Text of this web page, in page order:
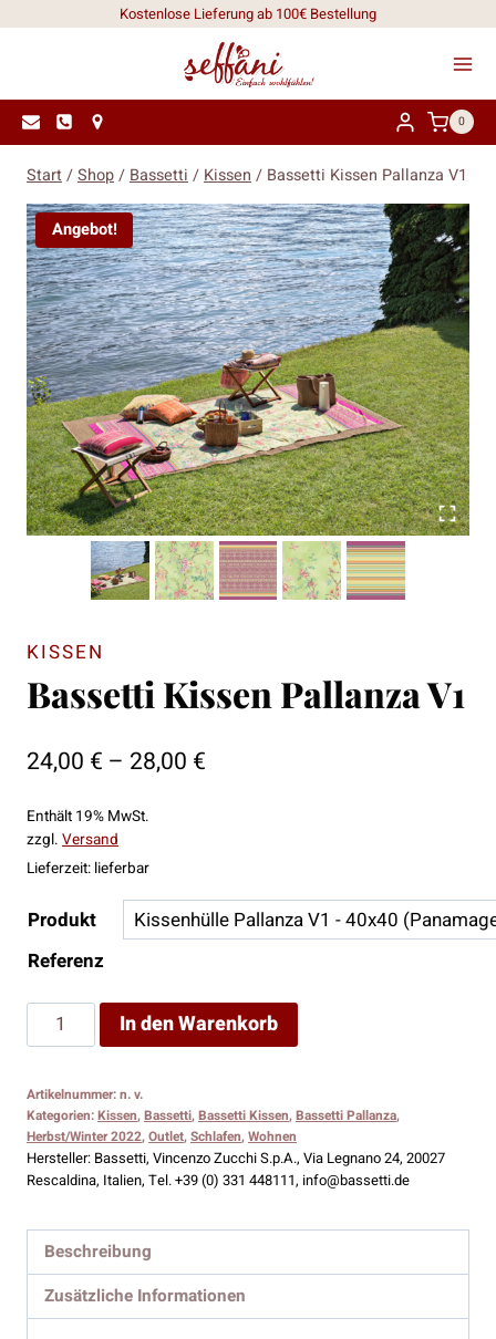
Kostenlose Lieferung ab 100€ Bestellung
0
Start/Shop/ Bassetti / Kissen / Bassetti Kissen Pallanza V1
Angebot!
KISSEN
Bassetti Kissen Pallanza V1
24,00 € – 28,00 €
Enthält 19% MwSt.
zzgl. Versand
Lieferzeit: lieferbar
Produkt
Referenz
Bassetti
Kissen
V1
Menge
In den Warenkorb
Artikelnummer:n. v.
Kategorien:Kissen,Bassetti,Bassetti Kissen,Bassetti Pallanza,
Herbst/Winter 2022,Outlet,Schlafen,Wohnen
Hersteller: Bassetti, Vincenzo Zucchi S.p.A., Via Legnano 24, 20027
Rescaldina, Italien, Tel. +39 (0) 331 448111, info@bassetti.de
Beschreibung
Zusätzliche Informationen